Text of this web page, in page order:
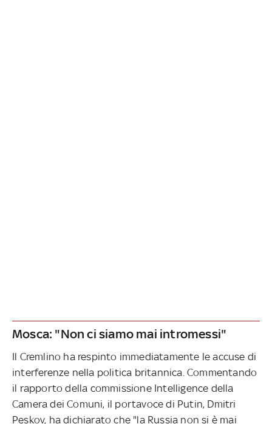
Mosca: "Non ci siamo mai intromessi"
Il Cremlino ha respinto immediatamente le accuse di
interferenze nella politica britannica. Commentando
il rapporto della commissione Intelligence della
Camera dei Comuni, il portavoce di Putin, Dmitri
Peskov, ha dichiarato che "la Russia non si è mai